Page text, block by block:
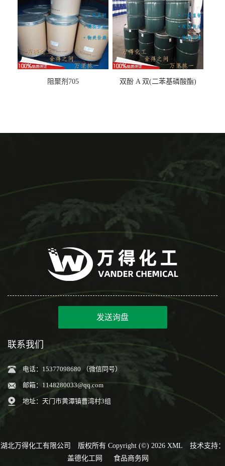
阻聚剂705 双酚 A 双(二苯基磷酸酯)
发送询盘
联系我们
电话：15377098680 （微信同号）
邮箱： 1148280033@qq.com
地址：天门市黄潭镇曹湾村3组
湖北万得化工有限公司 版权所有 Copyright (©) 2026 XML
技术支持：
盖德化工网
食品商务网